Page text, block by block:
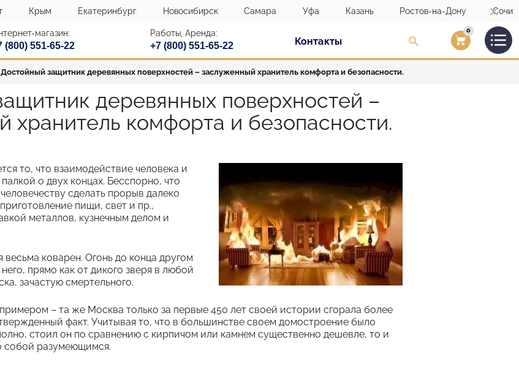
Крым Екатеринбург Новосибирск Самара Уфа Казань Ростов-на-Дону Сочи
магазин:
(800) 551-65-22
Работы, Аренда:
+7 (800) 551-65-22 Контакты Вход/
0
Достойный защитник деревянных поверхностей – заслуженный хранитель комфорта и безопасности.
деревянных поверхностей –
хранитель комфорта и безопасности.
то, что взаимодействие человека и
о двух концах. Бесспорно, что
сделать прорыв далеко
пищи, свет и пр.,
металлов, кузнечным делом и
коварен. Огонь до конца другом
прямо как от дикого зверя в любой
зачастую смертельного.
– та же Москва только за первые 450 лет своей истории сгорала более
факт. Учитывая то, что в большинстве своем домостроение было
стоил он по сравнению с кирпичом или камнем существенно дешевле, то и
разумеющимся.